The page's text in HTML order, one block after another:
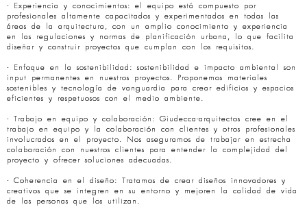
- Experiencia y conocimientos: el equipo está compuesto por
profesionales altamente capacitados y experimentados en todas las
áreas de la arquitectura, con un amplio conocimiento y experiencia
en las regulaciones y normas de planificación urbana, lo que facilita
diseñar y construir proyectos que cumplan con los requisitos.
- Enfoque en la sostenibilidad: sostenibilidad e impacto ambiental son
input permanentes en nuestros proyectos. Proponemos materiales
sostenibles y tecnología de vanguardia para crear edificios y espacios
eficientes y respetuosos con el medio ambiente.
- Trabajo en equipo y colaboración: Giudecca-arquitectos cree en el
trabajo en equipo y la colaboración con clientes y otros profesionales
involucrados en el proyecto. Nos aseguramos de trabajar en estrecha
colaboración con nuestros clientes para entender la complejidad del
proyecto y ofrecer soluciones adecuadas.
- Coherencia en el diseño: Tratamos de crear diseños innovadores y
creativos que se integren en su entorno y mejoren la calidad de vida
de las personas que los utilizan.